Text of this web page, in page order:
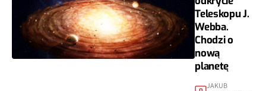
Teleskopu J.
Webba.
Chodzi o
nową
planetę
JAKUB